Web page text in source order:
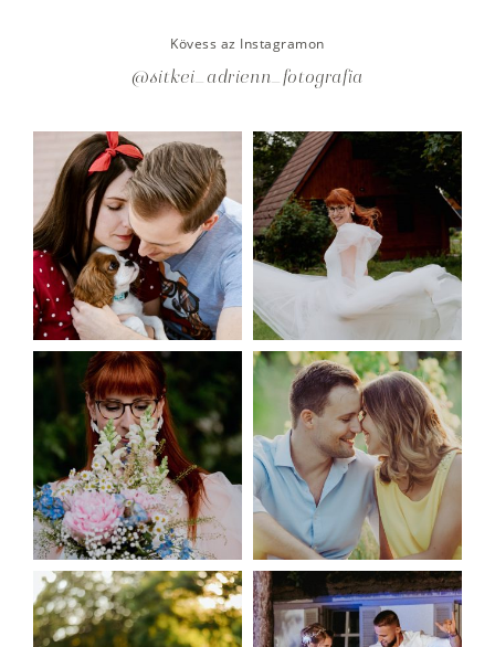
Kövess az Instagramon
@sitkei_adrienn_fotografia